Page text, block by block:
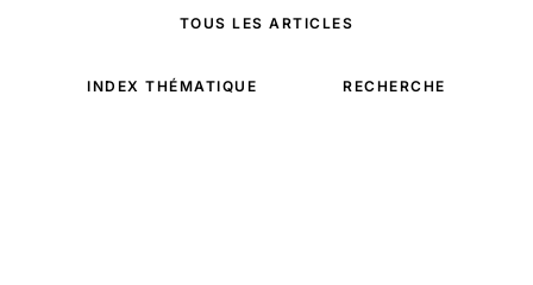
TOUS LES ARTICLES
INDEX THÉMATIQUE RECHERCHE